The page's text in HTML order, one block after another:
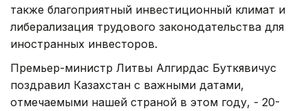
также благоприятный инвестиционный климат и
либерализация трудового законодательства для
иностранных инвесторов.
Премьер-министр Литвы Алгирдас Буткявичус
поздравил Казахстан с важными датами,
отмечаемыми нашей страной в этом году, - 20-